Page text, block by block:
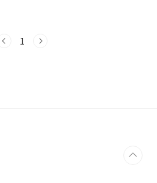
다. 새로 시작된 니돈내산 독박투어는
으로, 시즌3에서 큰 웃음을 준 유세윤
1